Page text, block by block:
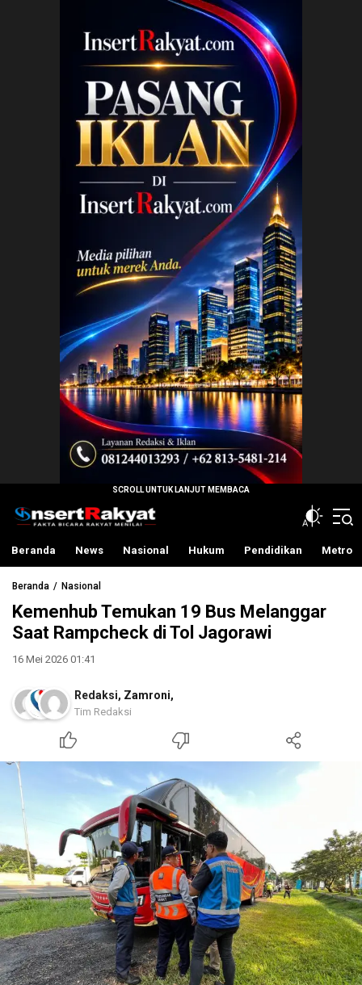
InsertRakyat.com
Fakta Bicara Rakyat Menilai
Beranda News Nasional Hukum Pendidikan Metro
Beranda Nasional
Kemenhub Temukan 19 Bus Melanggar
Saat Rampcheck di Tol Jagorawi
16 Mei 2026 01:41
Redaksi, Zamroni,
Tim Redaksi